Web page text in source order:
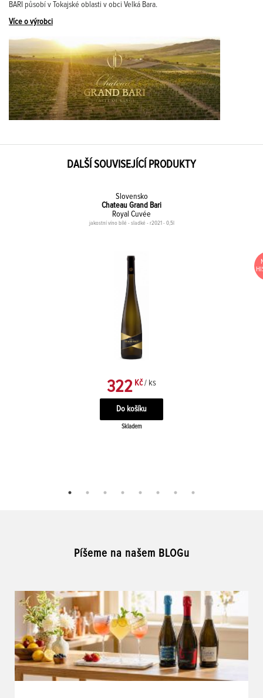
BARI působí v Tokajské oblasti v obci Velká Bara.
Více o výrobci
DALŠÍ SOUVISEJÍCÍ PRODUKTY
Slovensko
Chateau Grand Bari
Royal Cuvée
jakostní víno bílé - sladké - r2021 - 0,5l
322 Kč / ks
Skladem
Píšeme na našem BLOGu